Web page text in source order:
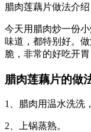
腊肉莲藕片做法介绍
今天用腊肉炒一份
味道，都特别好。
脆，非常的好吃开
腊肉莲藕片的做
1、腊肉用温水洗洗
2、上锅蒸熟。